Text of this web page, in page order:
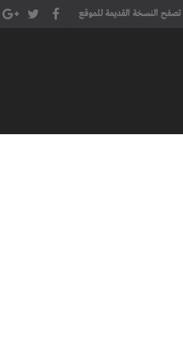
تصفح النسخة القديمة للموقع